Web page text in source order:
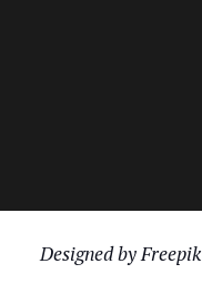
Designed by Freepik